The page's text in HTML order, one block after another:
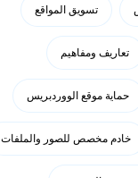
تسويق المواقع
تعاريف ومفاهيم
حماية موقع الووردبريس
خادم مخصص للصور والملفات